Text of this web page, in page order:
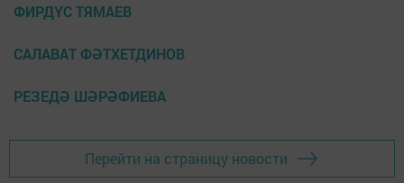
ФИРДҮС ТЯМАЕВ
САЛАВАТ ФӘТХЕТДИНОВ
РЕЗЕДӘ ШӘРӘФИЕВА
Перейти на страницу новости